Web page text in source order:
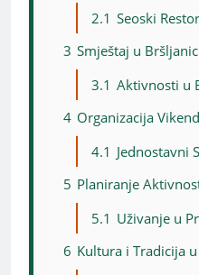
2.1 Seoski
3 Smještaj u
3.1 Aktivnosti u
4 Organizacija
4.1 Jednostavni
5 Planiranje
5.1 Uživanje u
6 Kultura i Tradicija